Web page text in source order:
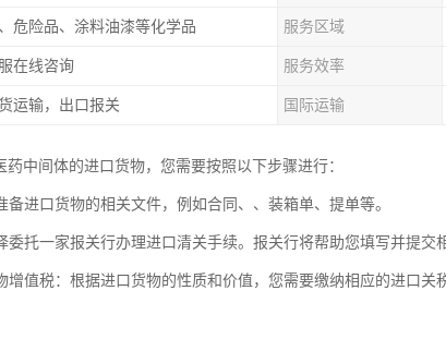
危险品、涂料油漆等化学品 服务区域
在线咨询 服务效率
运输，出口报关 国际运输
中间体的进口货物，您需要按照以下步骤进行：
备进口货物的相关文件，例如合同、、装箱单、提单等。
委托一家报关行办理进口清关手续。报关行将帮助您填写并提交
增值税：根据进口货物的性质和价值，您需要缴纳相应的进口关